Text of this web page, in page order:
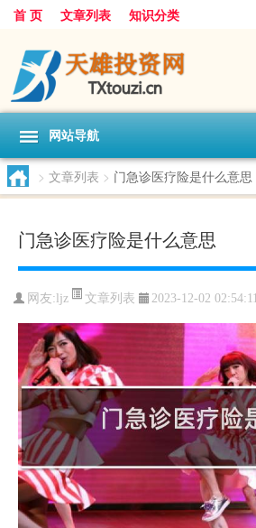
首 页 文章列表 知识分类
网站导航
> 文章列表 > 门急诊医疗险是什么意思
门急诊医疗险是什么意思
网友: ljz 文章列表 2023-12-02 02:54:11